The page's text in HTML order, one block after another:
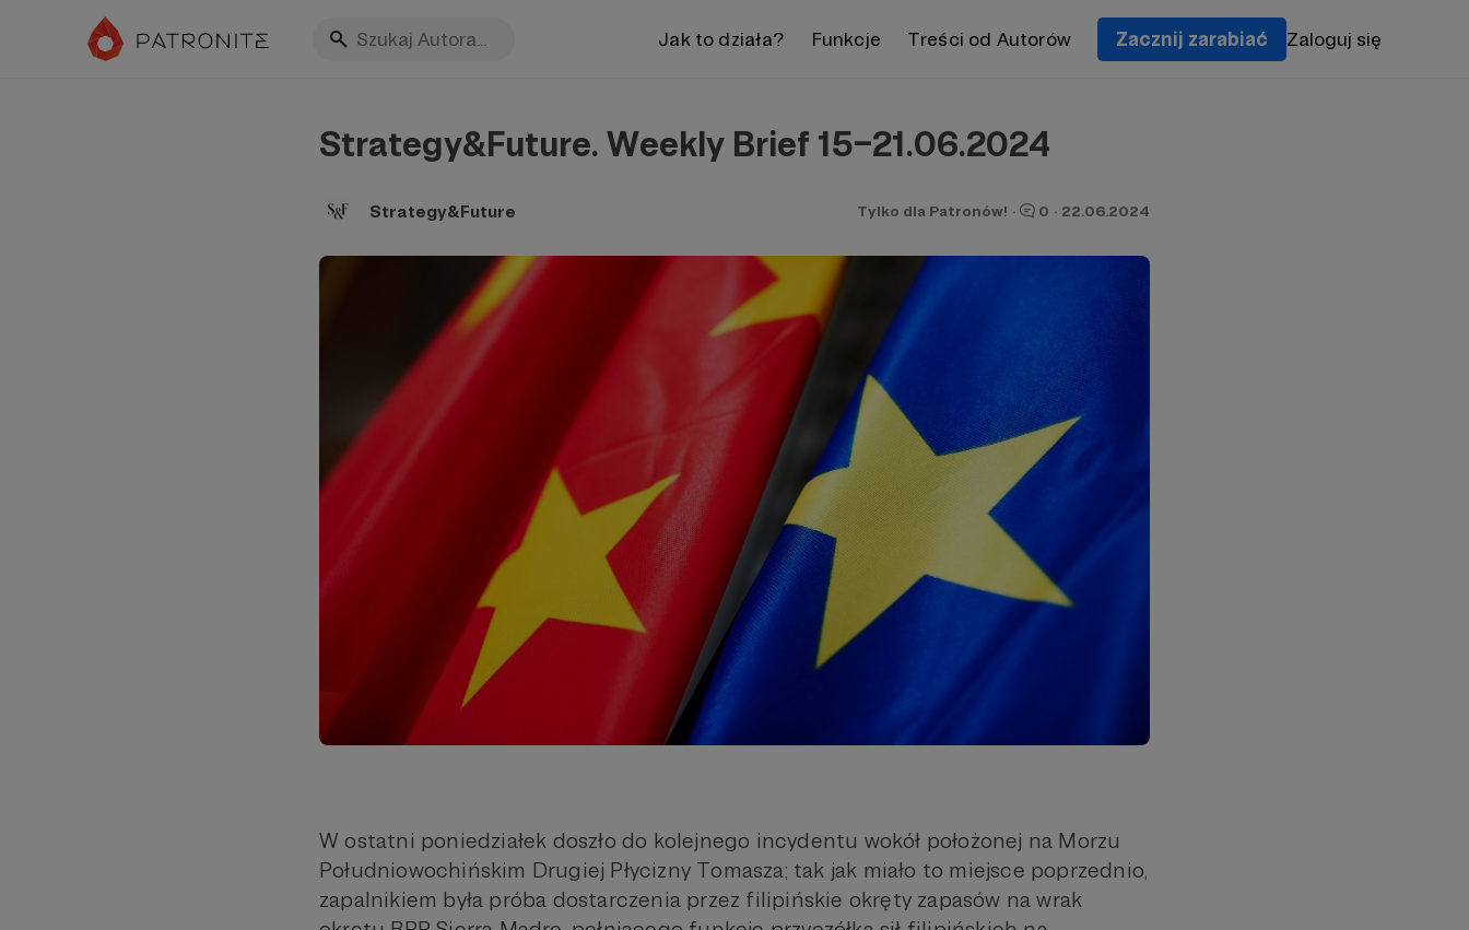
Jak to działa? Funkcje Treści od Autorów Zacznij zarabiać Zaloguj się
Strategy&Future. Weekly Brief 15–21.06.2024
Strategy&Future Tylko dla Patronów! · 0 · 22.06.2024
W ostatni poniedziałek doszło do kolejnego incydentu wokół położonej na Morzu
Południowochińskim Drugiej Płycizny Tomasza; tak jak miało to miejsce poprzednio,
zapalnikiem była próba dostarczenia przez filipińskie okręty zapasów na wrak